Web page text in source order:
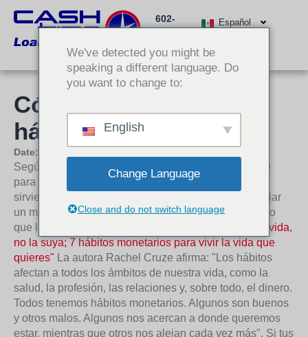
contenido
602-
3000
Español
Cómo cambiar sus
hábitos financieros
Date:
Según el experto en finanzas Dave Ramsey, la clave
para cambiar los hábitos financieros que no le están
sirviendo es cambiar su comportamiento. Para cambiar
un mal hábito, primero hay que reconocer que es algo
que le está perjudicando. En su nuevo libro
"Ama tu vida,
no la suya; 7 hábitos monetarios para vivir la vida que
quieres" La autora Rachel Cruze afirma: "Los hábitos
afectan a todos los ámbitos de nuestra vida, como la
salud, la profesión, las relaciones y, sobre todo, el dinero.
Todos tenemos hábitos monetarios. Algunos son buenos
y otros malos. Algunos nos acercan a donde queremos
estar, mientras que otros nos alejan cada vez más". Si tus
We've detected you might be
speaking a different language. Do
you want to change to:
English
Change Language
Close and do not switch language